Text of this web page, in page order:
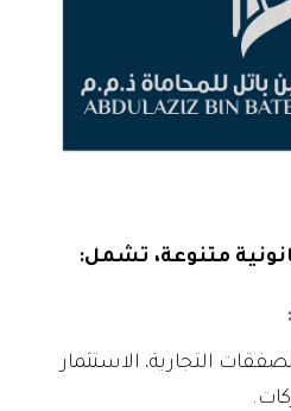
متنوعة، تشمل:
التجارية، الاستثمار